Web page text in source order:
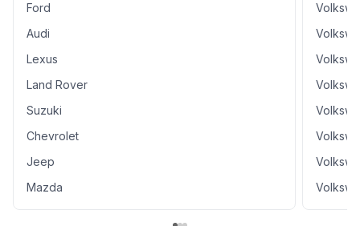
Ford
Audi
Lexus
Land Rover
Suzuki
Chevrolet
Jeep
Mazda